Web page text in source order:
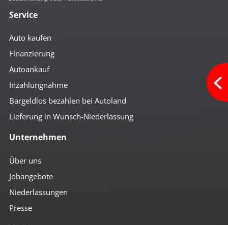
Service
Auto kaufen
Finanzierung
Autoankauf
Inzahlungnahme
Bargeldlos bezahlen bei Autoland
Lieferung in Wunsch-Niederlassung
Unternehmen
Über uns
Jobangebote
Niederlassungen
Presse